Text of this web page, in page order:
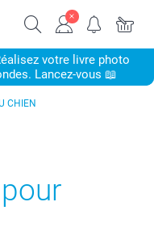
votre livre photo
Lancez-vous 📖
CHIEN